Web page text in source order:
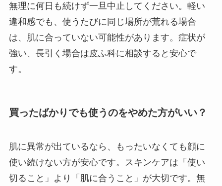
無理に何日も続けず一旦中止してください。軽い
違和感でも、使うたびに同じ場所が荒れる場合
は、肌に合っていない可能性があります。症状が
強い、長引く場合は皮ふ科に相談すると安心で
す。
買ったばかりでも使うのをやめた方がいい？
肌に異常が出ているなら、もったいなくても顔に
使い続けない方が安心です。スキンケアは「使い
切ること」より「肌に合うこと」が大切です。無